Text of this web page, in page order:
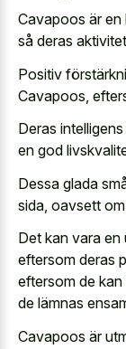
Cavapoos är en
så deras
Positiv
Cavapoos,
Deras
en god
Dessa glada
sida, oavsett
Det kan vara en
eftersom deras
eftersom de
de lämnas
Cavapoos är